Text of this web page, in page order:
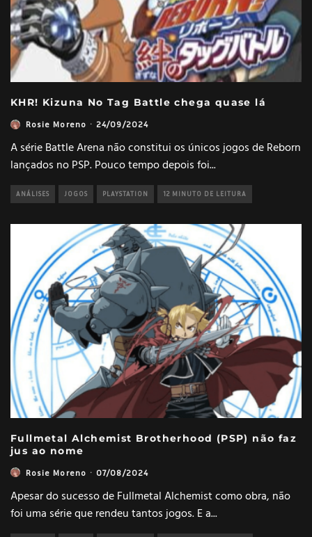
KHR! Kizuna No Tag Battle chega quase lá
Rosie Moreno · 24/09/2024
A série Battle Arena não constitui os únicos jogos de Reborn
lançados no PSP. Pouco tempo depois foi...
ANÁLISES JOGOS PLAYSTATION 12 MINUTO DE LEITURA
Fullmetal Alchemist Brotherhood (PSP) não faz
jus ao nome
Rosie Moreno · 07/08/2024
Apesar do sucesso de Fullmetal Alchemist como obra, não
foi uma série que rendeu tantos jogos. E a...